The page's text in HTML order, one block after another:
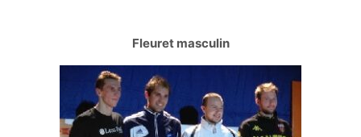
Fleuret masculin